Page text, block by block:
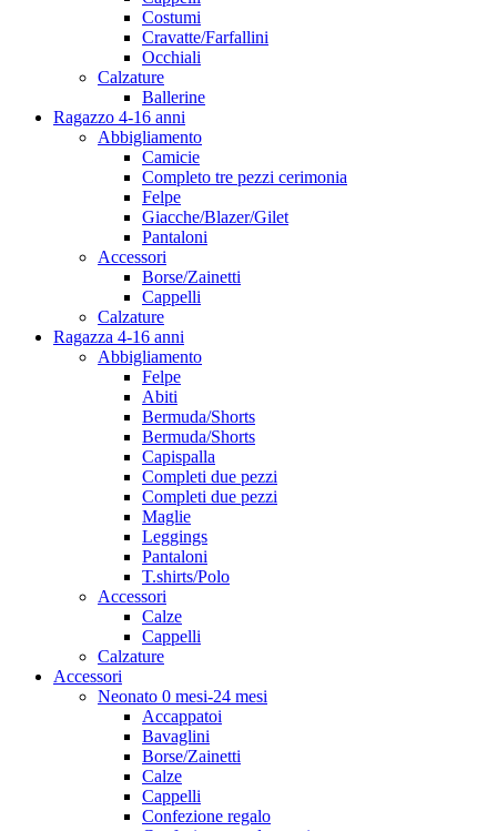
Costumi
Cravatte/Farfallini
Occhiali
Calzature
Ballerine
Ragazzo 4-16 anni
Abbigliamento
Camicie
Completo tre pezzi cerimonia
Felpe
Giacche/Blazer/Gilet
Pantaloni
Accessori
Borse/Zainetti
Cappelli
Calzature
Ragazza 4-16 anni
Abbigliamento
Felpe
Abiti
Bermuda/Shorts
Bermuda/Shorts
Capispalla
Completi due pezzi
Completi due pezzi
Maglie
Leggings
Pantaloni
T.shirts/Polo
Accessori
Calze
Cappelli
Calzature
Accessori
Neonato 0 mesi-24 mesi
Accappatoi
Bavaglini
Borse/Zainetti
Calze
Cappelli
Confezione regalo